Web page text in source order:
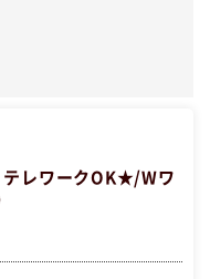
テレワークOK★/Wワ